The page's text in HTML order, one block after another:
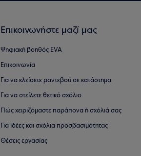
Επικοινωνήστε μαζί μας
Ψηφιακή βοηθός EVA
Επικοινωνία
Για να κλείσετε ραντεβού σε κατάστημα
Για να στείλετε θετικό σχόλιο
Πώς χειριζόμαστε παράπονα ή σχόλιά σας
Για ιδέες και σχόλια προσβασιμότητας
Θέσεις εργασίας